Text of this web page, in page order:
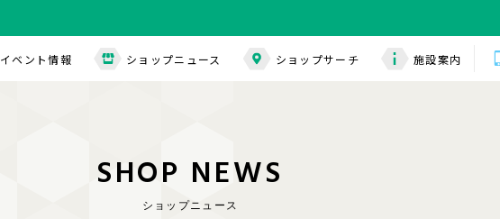
イベント情報 ショップニュース ショップサーチ 施設案内
SHOP NEWS
ショップニュース